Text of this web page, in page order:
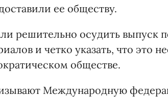
ее обществу.
решительно осудить выпуск
и четко указать, что это
обществе.
Международную